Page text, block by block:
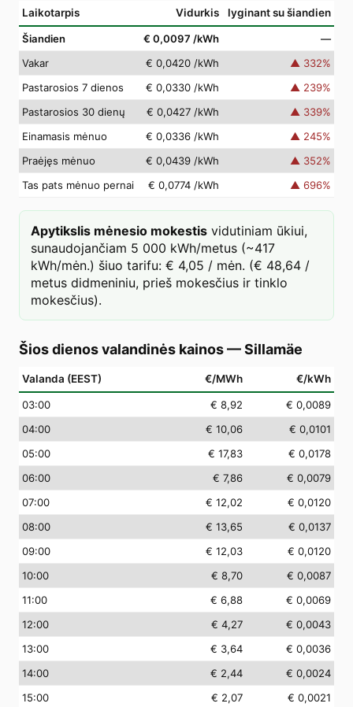
Laikotarpis Vidurkis lyginant su šiandien
Šiandien € 0,0097 /kWh
—
Vakar
€ 0,0420 /kWh ▲ 332%
Pastarosios 7 dienos
€ 0,0330 /kWh ▲ 239%
Pastarosios 30 dienų
€ 0,0427 /kWh ▲ 339%
Einamasis mėnuo
€ 0,0336 /kWh ▲ 245%
Praėjęs mėnuo
€ 0,0439 /kWh ▲ 352%
Tas pats mėnuo pernai
€ 0,0774 /kWh ▲ 696%
Apytikslis mėnesio mokestis vidutiniam ūkiui,
sunaudojančiam 5 000 kWh/metus (~417
kWh/mėn.) šiuo tarifu: € 4,05 / mėn. (€ 48,64 /
metus didmeniniu, prieš mokesčius ir tinklo
mokesčius).
Šios dienos valandinės kainos—Sillamäe
Valanda (EEST) €/MWh €/kWh
03:00 € 8,92
€ 0,0089
04:00 € 10,06
€ 0,0101
05:00 € 17,83
€ 0,0178
06:00 € 7,86
€ 0,0079
07:00 € 12,02
€ 0,0120
08:00 € 13,65
€ 0,0137
09:00 € 12,03
€ 0,0120
10:00 € 8,70
€ 0,0087
11:00 € 6,88
€ 0,0069
12:00 € 4,27
€ 0,0043
13:00 € 3,64
€ 0,0036
14:00 € 2,44
€ 0,0024
15:00 € 2,07
€ 0,0021